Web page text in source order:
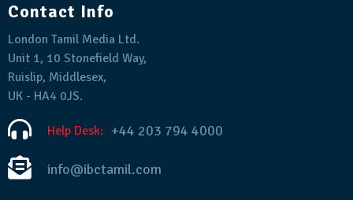
Contact Info
London Tamil Media Ltd.
Unit 1, 10 Stonefield Way,
Ruislip, Middlesex,
UK - HA4 0JS.
Help Desk: +44 203 794 4000
info@ibctamil.com